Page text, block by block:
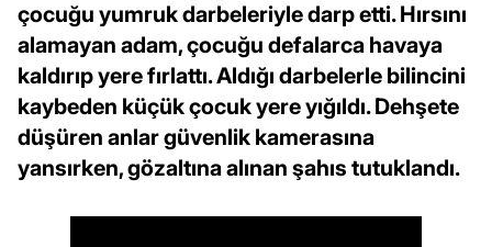
çocuğu yumruk darbeleriyle darp etti. Hırsını
alamayan adam, çocuğu defalarca havaya
kaldırıp yere fırlattı. Aldığı darbelerle bilincini
kaybeden küçük çocuk yere yığıldı. Dehşete
düşüren anlar güvenlik kamerasına
yansırken, gözaltına alınan şahıs tutuklandı.